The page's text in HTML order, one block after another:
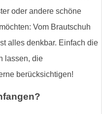
oder andere schöne
Vom Brautschuh
alles denkbar. Einfach die
lassen, die
berücksichtigen!